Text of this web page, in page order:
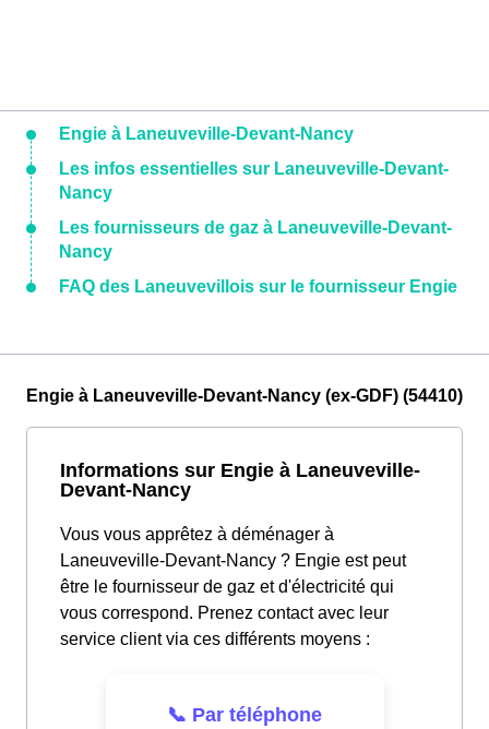
Engie à Laneuveville-Devant-Nancy
Les infos essentielles sur Laneuveville-Devant-
Nancy
Les fournisseurs de gaz à Laneuveville-Devant-
Nancy
FAQ des Laneuvevillois sur le fournisseur Engie
Engie à Laneuveville-Devant-Nancy (ex-GDF) (54410)
Informations sur Engie à Laneuveville-
Devant-Nancy
Vous vous apprêtez à déménager à
Laneuveville-Devant-Nancy ? Engie est peut
être le fournisseur de gaz et d'électricité qui
vous correspond. Prenez contact avec leur
service client via ces différents moyens :
📞 Par téléphone